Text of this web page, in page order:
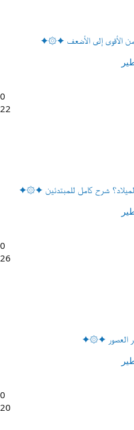
من الأقوى إلى الأضعف ✦۞✦
0
22
شرح كامل للمبتدئين ✦۞✦
0
26
عبر العصور ✦۞✦
0
20